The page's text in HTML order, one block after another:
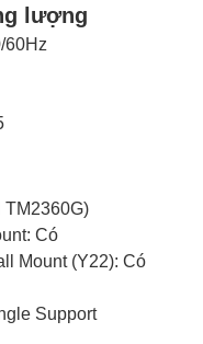
lượng
60Hz
TM2360G)
Có
Mount (Y22): Có
Support